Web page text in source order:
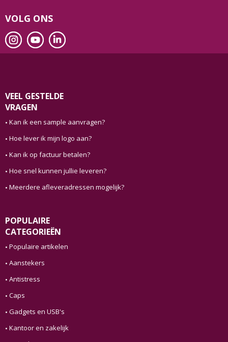
VOLG ONS
VEEL GESTELDE
VRAGEN
Kan ik een sample aanvragen?
Hoe lever ik mijn logo aan?
Kan ik op factuur betalen?
Hoe snel kunnen jullie leveren?
Meerdere afleveradressen mogelijk?
POPULAIRE
CATEGORIEËN
Populaire artikelen
Aanstekers
Antistress
Caps
Gadgets en USB's
Kantoor en zakelijk